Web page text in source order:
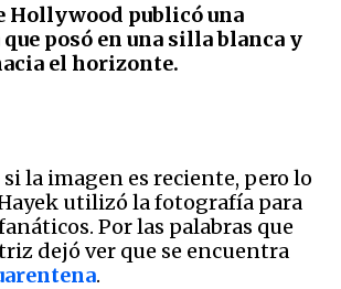
Hollywood publicó una
posó en una silla blanca y
el horizonte.
si la imagen es reciente, pero lo
utilizó la fotografía para
Por las palabras que
dejó ver que se encuentra
.